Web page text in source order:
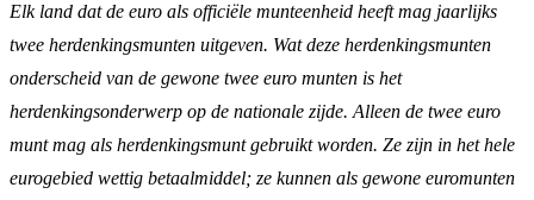
Elk land dat de euro als officiële munteenheid heeft mag jaarlijks
twee herdenkingsmunten uitgeven. Wat deze herdenkingsmunten
onderscheid van de gewone twee euro munten is het
herdenkingsonderwerp op de nationale zijde. Alleen de twee euro
munt mag als herdenkingsmunt gebruikt worden. Ze zijn in het hele
eurogebied wettig betaalmiddel; ze kunnen als gewone euromunten